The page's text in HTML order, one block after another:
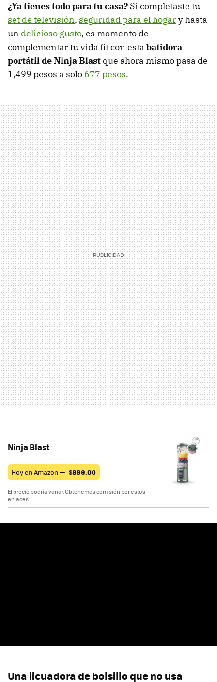
¿Ya tienes todo para tu casa? Si completaste tu
set de televisión, seguridad para el hogary hasta
un delicioso gusto, es momento de
complementar tu vida fit con esta batidora
portátil de Ninja Blast que ahora mismo pasa de
1,499 pesos a solo 677 pesos.
Ninja Blast
Hoy en Amazon — $899.00
El precio podría variar. Obtenemos comisión por estos
enlaces
Una licuadora de bolsillo que no usa